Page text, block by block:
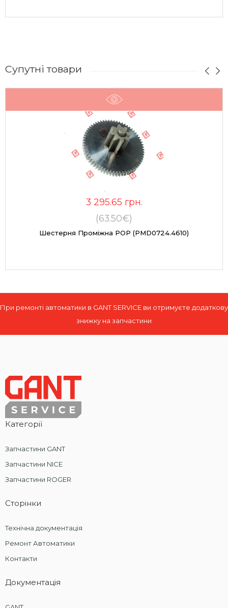
Супутні товари
3 295.65 грн.
(63.50€)
Шестерня Проміжна POP (PMD0724.4610)
При ремонті автоматики в GANT SERVICE ви отримуєте додаткову
знижку на запчастини
Категорії
Запчастини GANT
Запчастини NICE
Запчастини ROGER
Сторінки
Технічна документація
Ремонт Автоматики
Контакти
Документація